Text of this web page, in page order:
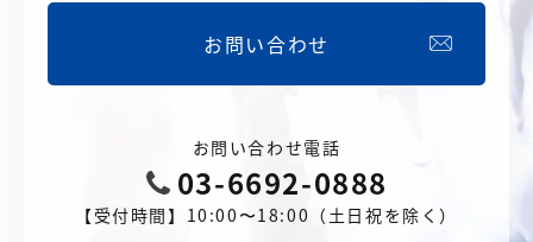
お問い合わせ
お問い合わせ電話
03-6692-0888
【受付時間】10:00〜18:00（土日祝を除く）